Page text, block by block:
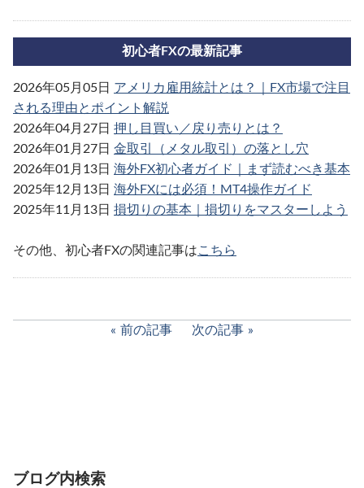
初心者FXの最新記事
2026年05月05日 アメリカ雇用統計とは？｜FX市場で注目
される理由とポイント解説
2026年04月27日 押し目買い／戻り売りとは？
2026年01月27日 金取引（メタル取引）の落とし穴
2026年01月13日 海外FX初心者ガイド｜まず読むべき基本
2025年12月13日 海外FXには必須！MT4操作ガイド
2025年11月13日 損切りの基本｜損切りをマスターしよう
その他、初心者FXの関連記事はこちら
前の記事 次の記事
ブログ内検索